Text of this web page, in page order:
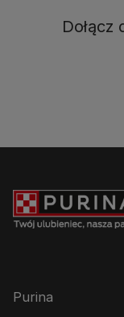
Purina